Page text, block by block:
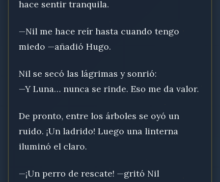
hace sentir tranquila.
—Nil me hace reír hasta cuando tengo
miedo —añadió Hugo.
Nil se secó las lágrimas y sonrió:
—Y Luna… nunca se rinde. Eso me da valor.
De pronto, entre los árboles se oyó un
ruido. ¡Un ladrido! Luego una linterna
iluminó el claro.
—¡Un perro de rescate! —gritó Nil